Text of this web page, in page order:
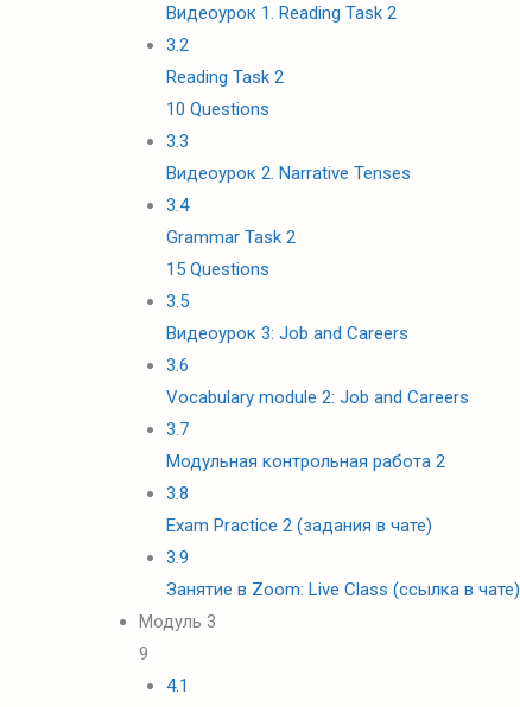
Видеоурок 1. Reading Task 2
3.2
Reading Task 2
10 Questions
3.3
Видеоурок 2. Narrative Tenses
3.4
Grammar Task 2
15 Questions
3.5
Видеоурок 3: Job and Careers
3.6
Vocabulary module 2: Job and Careers
3.7
Модульная контрольная работа 2
3.8
Exam Practice 2 (задания в чате)
3.9
Занятие в Zoom: Live Class (ссылка в чате)
Модуль 3
9
4.1